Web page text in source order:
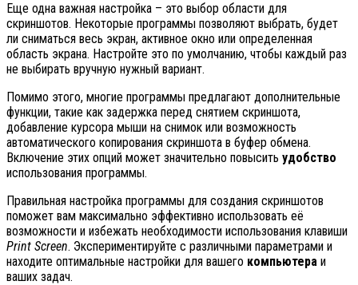
Еще одна важная настройка – это выбор области для
скриншотов. Некоторые программы позволяют выбрать, будет
ли сниматься весь экран, активное окно или определенная
область экрана. Настройте это по умолчанию, чтобы каждый раз
не выбирать вручную нужный вариант.
Помимо этого, многие программы предлагают дополнительные
функции, такие как задержка перед снятием скриншота,
добавление курсора мыши на снимок или возможность
автоматического копирования скриншота в буфер обмена.
Включение этих опций может значительно повысить удобство
использования программы.
Правильная настройка программы для создания скриншотов
поможет вам максимально эффективно использовать её
возможности и избежать необходимости использования клавиши
Print Screen. Экспериментируйте с различными параметрами и
находите оптимальные настройки для вашего компьютера и
ваших задач.